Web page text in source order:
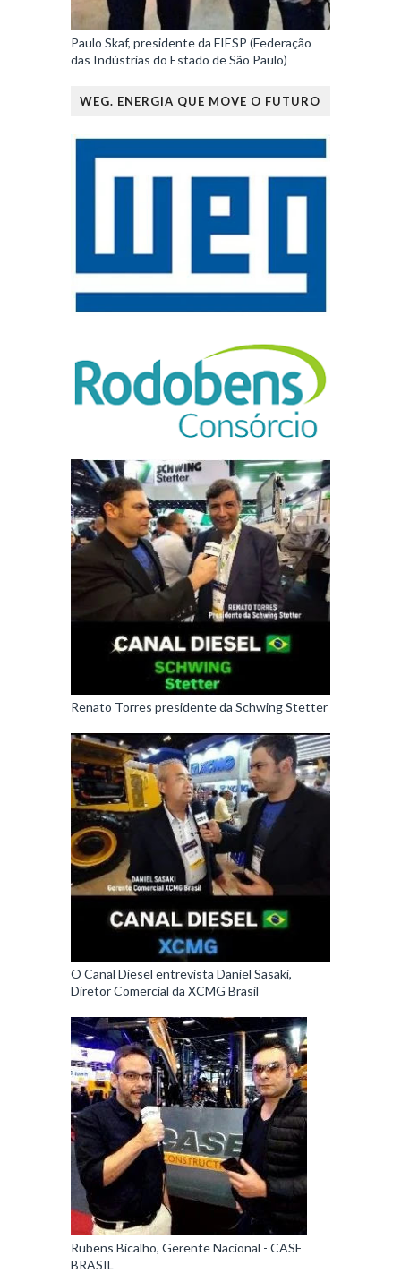
Paulo Skaf, presidente da FIESP (Federação
das Indústrias do Estado de São Paulo)
WEG. ENERGIA QUE MOVE O FUTURO
Renato Torres presidente da Schwing Stetter
O Canal Diesel entrevista Daniel Sasaki,
Diretor Comercial da XCMG Brasil
Rubens Bicalho, Gerente Nacional - CASE
BRASIL